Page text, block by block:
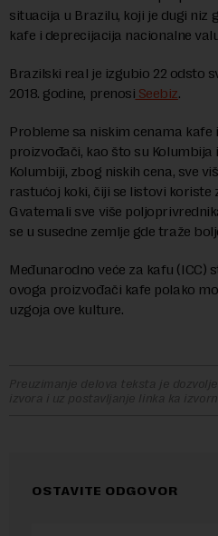
situacija u Brazilu, koji je dugi niz
kafe i deprecijacija nacionalne
Brazilski real je izgubio 22 odsto
2018. godine, prenosi Seebiz.
Probleme sa niskim cenama kafe
proizvođači, kao što su Kolumbija
Kolumbiji, zbog niskih cena, sve
rastućoj koki, čiji se listovi koriste
Gvatemali sve više
se u susedne zemlje gde traže
Međunarodno veće za kafu (ICC)
ovoga proizvođači kafe polako
uzgoja ove kulture.
Preuzimanje delova teksta je
izvora i uz postavljanje linka ka
OSTAVITE ODGOVOR